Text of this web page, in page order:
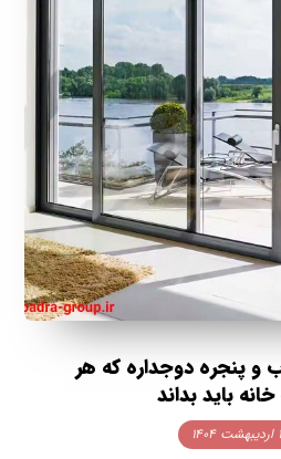
و پنجره دوجداره که هر
باید بداند